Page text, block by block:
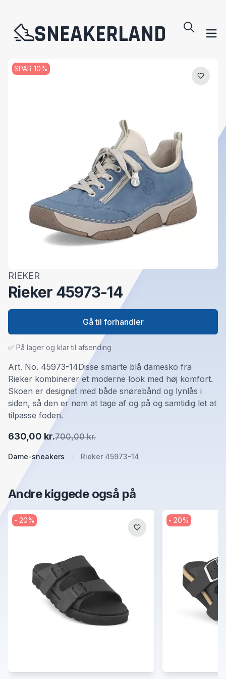
SNEAKERLAND
RIEKER
Rieker 45973-14
Dame-sneakers Rieker 45973-14
630,00 kr.700,00 kr.
Art. No. 45973-14Disse smarte blå damesko fra
Rieker kombinerer et moderne look med høj komfort.
Skoen er designet med både snørebånd og lynlås i
siden, så den er nem at tage af og på og samtidig let at
tilpasse foden.
✅ På lager og klar til afsending
Gå til forhandler
SPAR 10%
Andre kiggede også på
- 20% - 20%